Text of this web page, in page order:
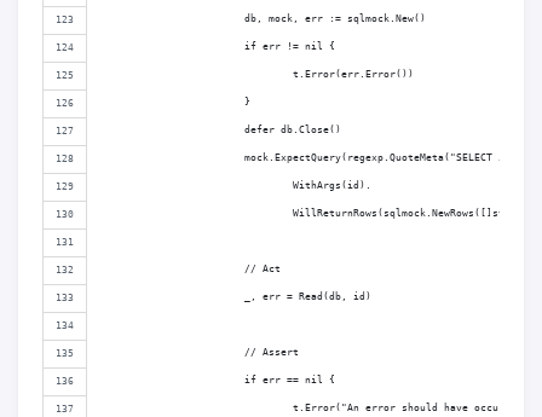
			db, mock, err := sqlmock.New()
			if err != nil {
				t.Error(err.Error())
			}
			defer db.Close()
mock.ExpectQuery(regexp.QuoteMeta("SELECT id,
				WithArgs(id).
			// Act
			_, err = Read(db, id)
			// Assert
			if err == nil {
				t.Error("An error should have occurred.")